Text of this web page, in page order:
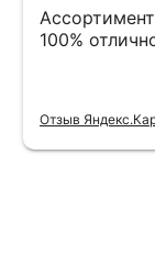
100%
Отзыв